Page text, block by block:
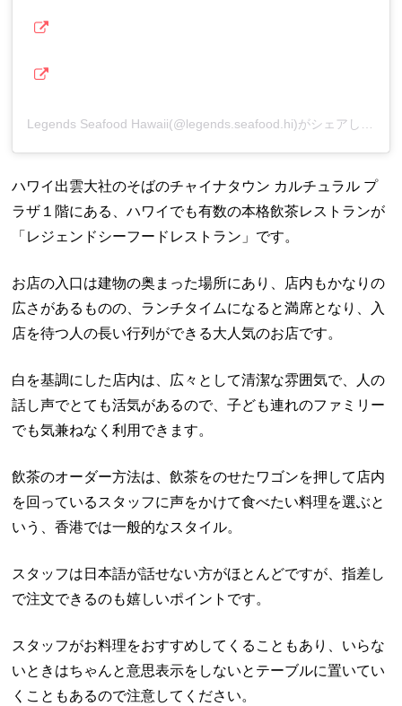
Legends Seafood Hawaii(@legends.seafood.hi)がシェアした投稿
ハワイ出雲大社のそばのチャイナタウン カルチュラル プ
ラザ１階にある、ハワイでも有数の本格飲茶レストランが
「レジェンドシーフードレストラン」です。
お店の入口は建物の奥まった場所にあり、店内もかなりの
広さがあるものの、ランチタイムになると満席となり、入
店を待つ人の長い行列ができる大人気のお店です。
白を基調にした店内は、広々として清潔な雰囲気で、人の
話し声でとても活気があるので、子ども連れのファミリー
でも気兼ねなく利用できます。
飲茶のオーダー方法は、飲茶をのせたワゴンを押して店内
を回っているスタッフに声をかけて食べたい料理を選ぶと
いう、香港では一般的なスタイル。
スタッフは日本語が話せない方がほとんどですが、指差し
で注文できるのも嬉しいポイントです。
スタッフがお料理をおすすめしてくることもあり、いらな
いときはちゃんと意思表示をしないとテーブルに置いてい
くこともあるので注意してください。